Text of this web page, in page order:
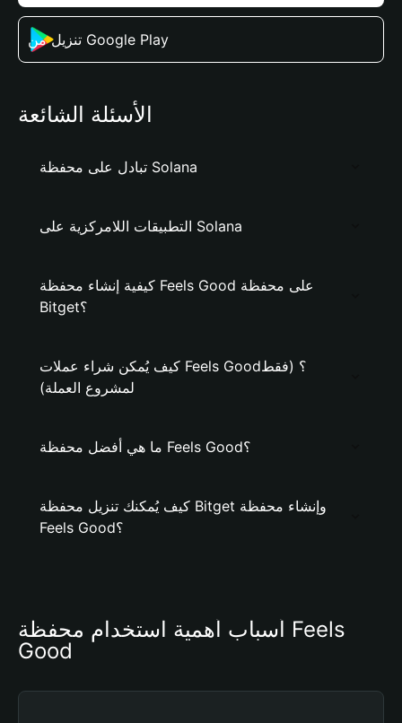
تنزيل من Google Play
الأسئلة الشائعة
تبادل على محفظة Solana
التطبيقات اللامركزية على Solana
كيفية إنشاء محفظة Feels Good على محفظة
Bitget؟
كيف يُمكن شراء عملات Feels Good؟ (فقط
لمشروع العملة)
ما هي أفضل محفظة Feels Good؟
كيف يُمكنك تنزيل محفظة Bitget وإنشاء محفظة
Feels Good؟
أسباب أهمية استخدام محفظة Feels
Good